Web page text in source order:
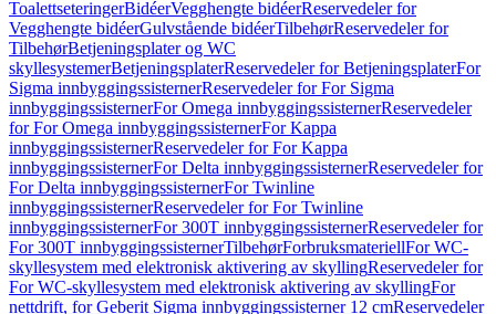
ToalettseteringerBidéerVegghengte bidéerReservedeler for
Vegghengte bidéerGulvstående bidéerTilbehørReservedeler for
TilbehørBetjeningsplater og WC
skyllesystemerBetjeningsplaterReservedeler for BetjeningsplaterFor
Sigma innbyggingssisternerReservedeler for For Sigma
innbyggingssisternerFor Omega innbyggingssisternerReservedeler
for For Omega innbyggingssisternerFor Kappa
innbyggingssisternerReservedeler for For Kappa
innbyggingssisternerFor Delta innbyggingssisternerReservedeler for
For Delta innbyggingssisternerFor Twinline
innbyggingssisternerReservedeler for For Twinline
innbyggingssisternerFor 300T innbyggingssisternerReservedeler for
For 300T innbyggingssisternerTilbehørForbruksmateriellFor WC-
skyllesystem med elektronisk aktivering av skyllingReservedeler for
For WC-skyllesystem med elektronisk aktivering av skyllingFor
nettdrift, for Geberit Sigma innbyggingssisterner 12 cmReservedeler